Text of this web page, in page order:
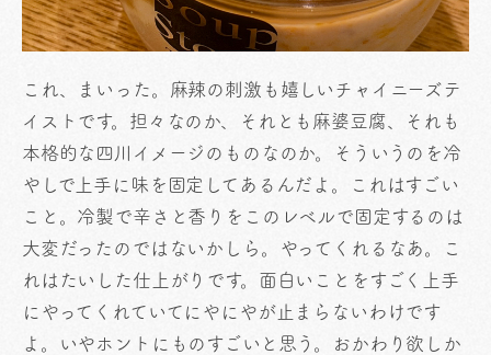
これ、まいった。麻辣の刺激も嬉しいチャイニーズテ
イストです。担々なのか、それとも麻婆豆腐、それも
本格的な四川イメージのものなのか。そういうのを冷
やしで上手に味を固定してあるんだよ。これはすごい
こと。冷製で辛さと香りをこのレベルで固定するのは
大変だったのではないかしら。やってくれるなあ。こ
れはたいした仕上がりです。面白いことをすごく上手
にやってくれていてにやにやが止まらないわけです
よ。いやホントにものすごいと思う。おかわり欲しか